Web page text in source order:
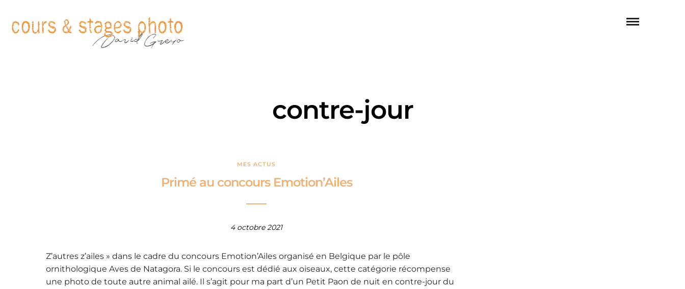
contre-jour
MES ACTUS
Primé au concours Emotion’Ailes
4 octobre 2021
Z’autres z’ailes » dans le cadre du concours Emotion’Ailes organisé en Belgique par le pôle
ornithologique Aves de Natagora. Si le concours est dédié aux oiseaux, cette catégorie récompense
une photo de toute autre animal ailé. Il s’agit pour ma part d’un Petit Paon de nuit en contre-jour du